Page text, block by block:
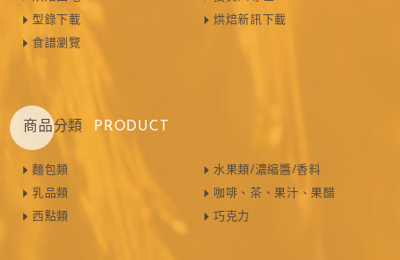
型錄下載
食譜瀏覽
烘焙新訊下載
商品分類 PRODUCT
麵包類
乳品類
西點類
水果類/濃縮醬/香料
咖啡、茶、果汁、果醋
巧克力